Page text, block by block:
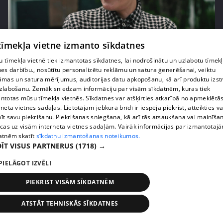
pirms 2 gadiem, 1 mēneša
Cik izmaksājusi Laimas Vaikules dārgākā tikšanās
restorānā?
1. epizode
pirms 2 gadiem, 1 mēneša
vietne izmanto sīkdatnes
tīmekļa vietnē tiek izmantotas sīkdatnes, lai nodrošinātu un uzlabotu
darbību., nosūtītu personalizētu reklāmu un satura ģenerēšanai, veiktu
un satura mērījumus, auditorijas datu apkopošanu, kā arī produktu
Zemāk sniedzam informāciju par visām sīkdatnēm, kuras tiek
mūsu tīmekļa vietnēs. Sīkdatnes var atšķirties atkarībā no
vietnes sadaļas. Lietotājam jebkurā brīdī ir iespēja piekrist, atteikties
savu piekrišanu. Piekrišanas sniegšana, kā arī tās atsaukšana vai
uz visām interneta vietnes sadaļām. Vairāk informācijas par
skatīt sīkdatņu izmantošanas noteikumos.
VISUS PARTNERUS (1718) →
IZVĒLI
PIEKRIST VISĀM SĪKDATNĒM
ATSTĀT TEHNISKĀS SĪKDATNES